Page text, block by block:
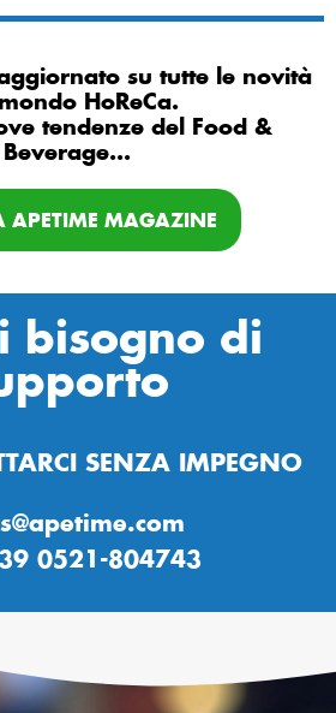
su tutte le novità
HoReCa.
tendenze del Food &
Beverage...
APETIME MAGAZINE
bisogno di
SENZA IMPEGNO
0521-804743